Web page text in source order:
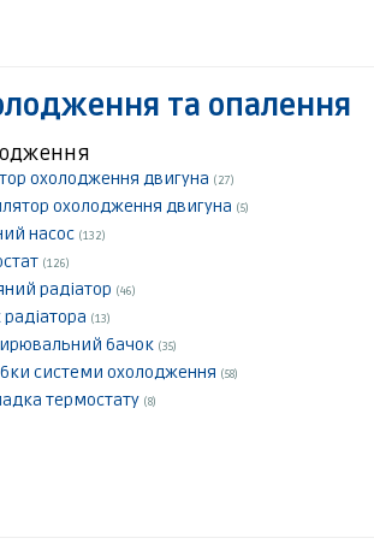
та опалення
охолодження двигуна (27)
охолодження двигуна (5)
насос (132)
(126)
радіатор (46)
(13)
бачок (35)
системи охолодження (58)
термостату (8)